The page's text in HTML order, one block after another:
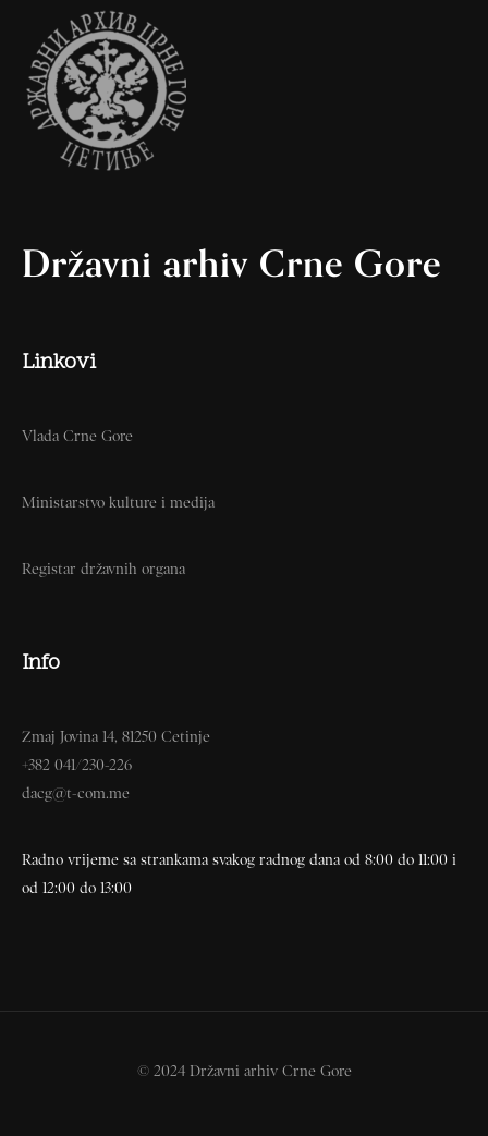
Državni arhiv Crne Gore
Linkovi
Vlada Crne Gore
Ministarstvo kulture i medija
Registar državnih organa
Info
Zmaj Jovina 14, 81250 Cetinje
+382 041/230-226
dacg@t-com.me
Radno vrijeme sa strankama svakog radnog dana od 8:00 do 11:00 i
od 12:00 do 13:00
© 2024 Državni arhiv Crne Gore